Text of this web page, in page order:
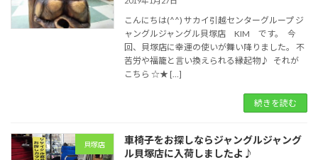
こんにちは(^^) サカイ引越センターグループ ジ
ャングルジャングル貝塚店 KIM です。 今
回、貝塚店に幸運の使いが舞い降りました。 不
苦労や福籠と言い換えられる縁起物♪ それが
こちら ☆★ […]
続きを読む
貝塚店
車椅子をお探しならジャングルジャング
ル貝塚店に入荷しましたよ♪